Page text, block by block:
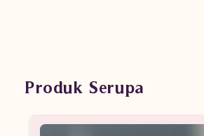
Produk Serupa